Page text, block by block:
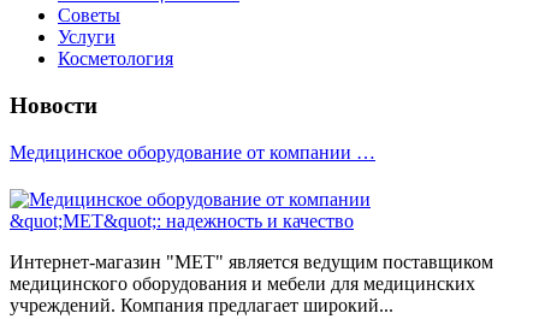
Советы
Услуги
Косметология
Новости
Медицинское оборудование от компании …
Интернет-магазин "МЕТ" является ведущим поставщиком
медицинского оборудования и мебели для медицинских
учреждений. Компания предлагает широкий...